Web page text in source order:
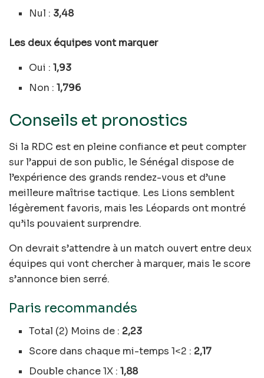
Nul : 3,48
Les deux équipes vont marquer
Oui :1,93
Non :1,796
Conseils et pronostics
Si la RDC est en pleine confiance et peut compter
sur l’appui de son public, le Sénégal dispose de
l’expérience des grands rendez-vous et d’une
meilleure maîtrise tactique. Les Lions semblent
légèrement favoris, mais les Léopards ont montré
qu’ils pouvaient surprendre.
On devrait s’attendre à un match ouvert entre deux
équipes qui vont chercher à marquer, mais le score
s’annonce bien serré.
Paris recommandés
Total (2) Moins de : 2,23
Score dans chaque mi-temps 1<2 : 2,17
Double chance 1X :1,88